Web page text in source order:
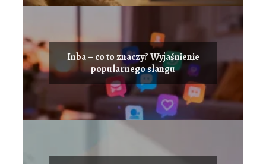
Inba – co to znaczy? Wyjaśnienie
popularnego slangu